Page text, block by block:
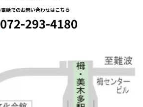
電話でのお問い合わせはこちら
072-293-4180